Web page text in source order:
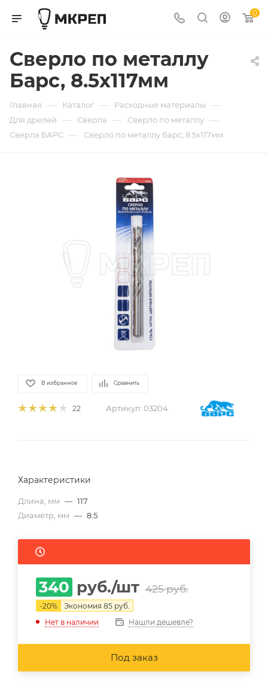
0
Сверло по металлу
Барс, 8.5х117мм
Главная — Каталог — Расходные материалы —
Для дрелей — Сверла — Сверло по металлу —
Сверла БАРС — Сверло по металлу Барс, 8.5х117мм
В избранное Сравнить
22 Артикул: 03204
Характеристики
Длина, мм — 117
Диаметр, мм — 8.5
340 руб./шт 425руб.
-20% Экономия 85 руб.
Нет в наличии
Нашли дешевле?
Под заказ